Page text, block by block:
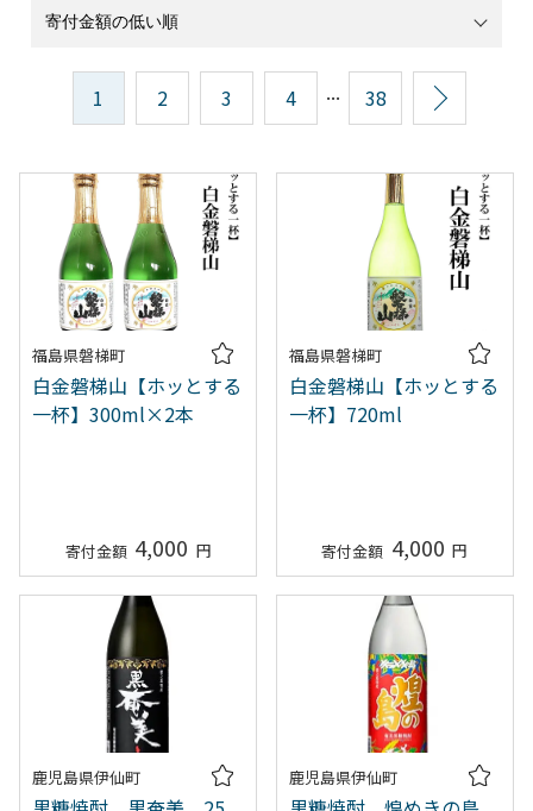
1 2 3 4 ... 38
福島県磐梯町
白金磐梯山【ホッとする
一杯】300ml×2本
4,000
福島県磐梯町
白金磐梯山【ホッとする
一杯】720ml
4,000
鹿児島県伊仙町 鹿児島県伊仙町